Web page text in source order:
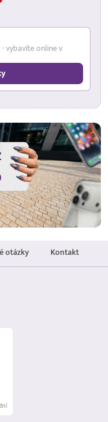
vybavíte online v
otázky Kontakt